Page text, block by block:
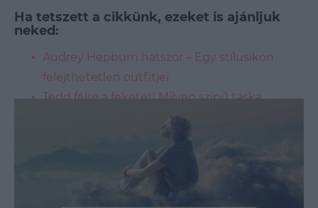
Ha tetszett a cikkünk, ezeket is ajánljuk
neked:
Audrey Hepburn hatszor – Egy stílusikon
felejthetetlen outfitjei
Tedd félre a feketét! Milyen színű táska
passzol még hozzád? – fotók